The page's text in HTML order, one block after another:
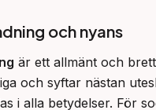
och nyans
är ett allmänt och
och syftar nästan
i alla betydelser. För